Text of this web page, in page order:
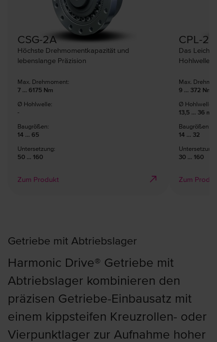
CSG-2A
Höchste Drehmomentkapazität und
lebenslange Präzision
Max. Drehmoment:
7 … 6175 Nm
Ø Hohlwelle:
-
Baugrößen:
14 … 65
Untersetzung:
50 … 160
Zum Produkt
CPL-2A
Das
Hohlwelle
Max.
9 … 372 Nm
Ø Hohlwelle:
13,5 … 36 mm
Baugrößen:
14 … 32
Untersetzung:
30 … 160
Zum
Getriebe mit Abtriebslager
Harmonic Drive® Getriebe mit
Abtriebslager kombinieren den
präzisen Getriebe-Einbausatz mit
einem kippsteifen Kreuzrollen- oder
Vierpunktlager zur Aufnahme hoher